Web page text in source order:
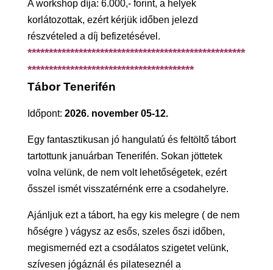
A workshop díja: 6.000,- forint, a helyek
korlátozottak, ezért kérjük időben jelezd
részvételed a díj befizetésével.
***************************************************
***************************************
Tábor Tenerifén
Időpont: 2026. november 05-12.
Egy fantasztikusan jó hangulatú és feltöltő tábort
tartottunk januárban Tenerifén. Sokan jöttetek
volna velünk, de nem volt lehetőségetek, ezért
ősszel ismét visszatérnénk erre a csodahelyre.
Ajánljuk ezt a tábort, ha egy kis melegre ( de nem
hőségre ) vágysz az esős, szeles őszi időben,
megismernéd ezt a csodálatos szigetet velünk,
szívesen jógáznál és pilateseznél a